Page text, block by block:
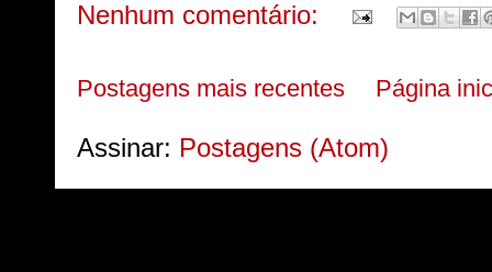
Nenhum comentário:
Postagens mais recentes Página
Assinar: Postagens (Atom)